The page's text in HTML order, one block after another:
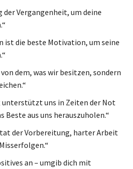
der Vergangenheit, um deine
ist die beste Motivation, um seine
dem, was wir besitzen, sondern
unterstützt uns in Zeiten der Not
Beste aus uns herauszuholen.“
der Vorbereitung, harter Arbeit
an – umgib dich mit